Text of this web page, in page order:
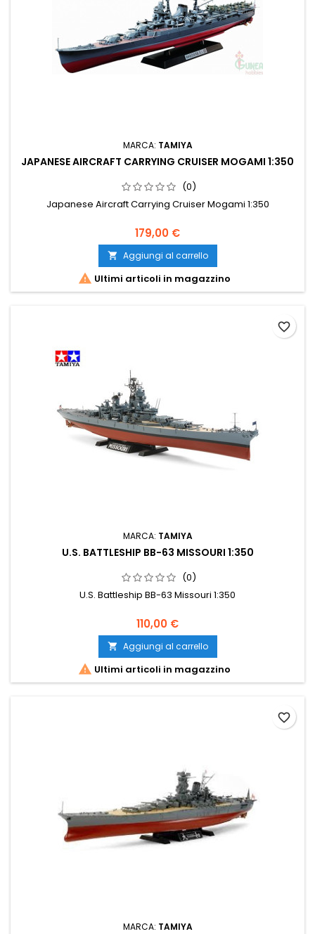
MARCA: TAMIYA
JAPANESE AIRCRAFT CARRYING CRUISER MOGAMI 1:350
(0)
Japanese Aircraft Carrying Cruiser Mogami 1:350
179,00 €
 Aggiungi al carrello
 Ultimi articoli in magazzino
MARCA: TAMIYA
U.S. BATTLESHIP BB-63 MISSOURI 1:350
(0)
U.S. Battleship BB-63 Missouri 1:350
110,00 €
 Aggiungi al carrello
 Ultimi articoli in magazzino
favorite_border
MARCA: TAMIYA
favorite_border